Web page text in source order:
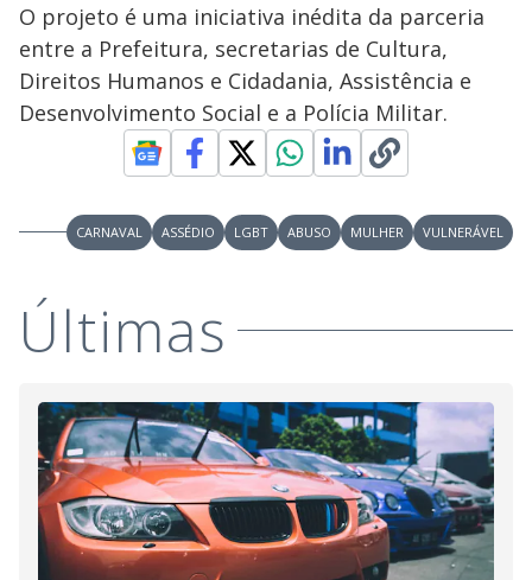
O projeto é uma iniciativa inédita da parceria
entre a Prefeitura, secretarias de Cultura,
Direitos Humanos e Cidadania, Assistência e
Desenvolvimento Social e a Polícia Militar.
CARNAVAL ASSÉDIO LGBT ABUSO MULHER VULNERÁVEL
Últimas